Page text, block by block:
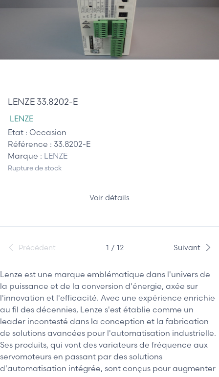
Lenze est une marque emblématique dans l'univers de
la puissance et de la conversion d'énergie, axée sur
l'innovation et l'efficacité. Avec une expérience enrichie
au fil des décennies, Lenze s'est établie comme un
leader incontesté dans la conception et la fabrication
de solutions avancées pour l'automatisation industrielle.
Ses produits, qui vont des variateurs de fréquence aux
servomoteurs en passant par des solutions
d'automatisation intégrée, sont conçus pour augmenter
LENZE 33.8202-E
LENZE
Etat : Occasion
Référence : 33.8202-E
Marque : LENZE
Rupture de stock
Voir détails
Précédent 1 / 12 Suivant